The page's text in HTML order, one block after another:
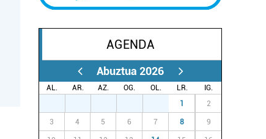
AGENDA
Abuztua 2026
AL. AR. AZ. OG. OL. LR.
IG.
1 2
3 4 5 6 7 8 9